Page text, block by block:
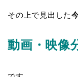
その上で見出した
動画・映像